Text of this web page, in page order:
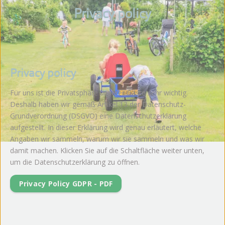
Privacy policy
Privacy policy
Für uns ist die Privatsphäre unserer Gäste sehr wichtig.
Deshalb haben wir gemäß Artikel 13 der Datenschutz-
Grundverordnung (DSGVO) eine Datenschutzerklärung
aufgestellt. In dieser Erklärung wird genau erläutert, welche
Angaben wir sammeln, warum wir sie sammeln und was wir
damit machen. Klicken Sie auf die Schaltfläche weiter unten,
um die Datenschutzerklärung zu öffnen.
Privacy Policy GDPR - PDF